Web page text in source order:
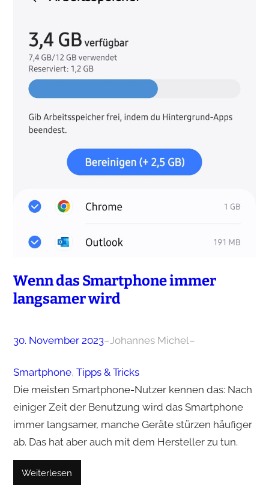
Wenn das Smartphone immer
langsamer wird
30. November 2023–Johannes Michel–
Smartphone, Tipps & Tricks
Die meisten Smartphone-Nutzer kennen das: Nach
einiger Zeit der Benutzung wird das Smartphone
immer langsamer, manche Geräte stürzen häufiger
ab. Das hat aber auch mit dem Hersteller zu tun.
Weiterlesen